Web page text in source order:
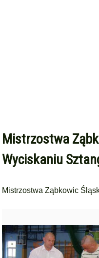
Mistrzostwa
Wyciskaniu
Mistrzostwa Ząbkowic